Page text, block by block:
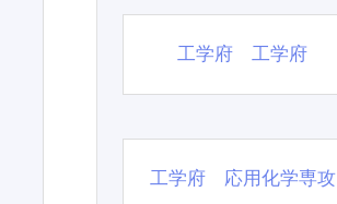
工学府 工学府
工学府 応用化学専攻